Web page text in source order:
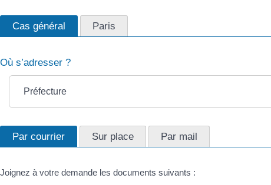
Cas général Paris
Où s’adresser ?
Préfecture
Par courrier Sur place Par mail
Joignez à votre demande les documents suivants :